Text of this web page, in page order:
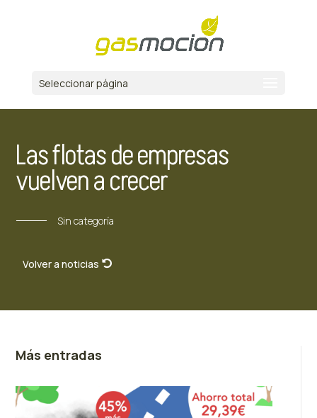
Seleccionar página
Las flotas de empresas
vuelven a crecer
Sin categoría
Volver a noticias
Más entradas